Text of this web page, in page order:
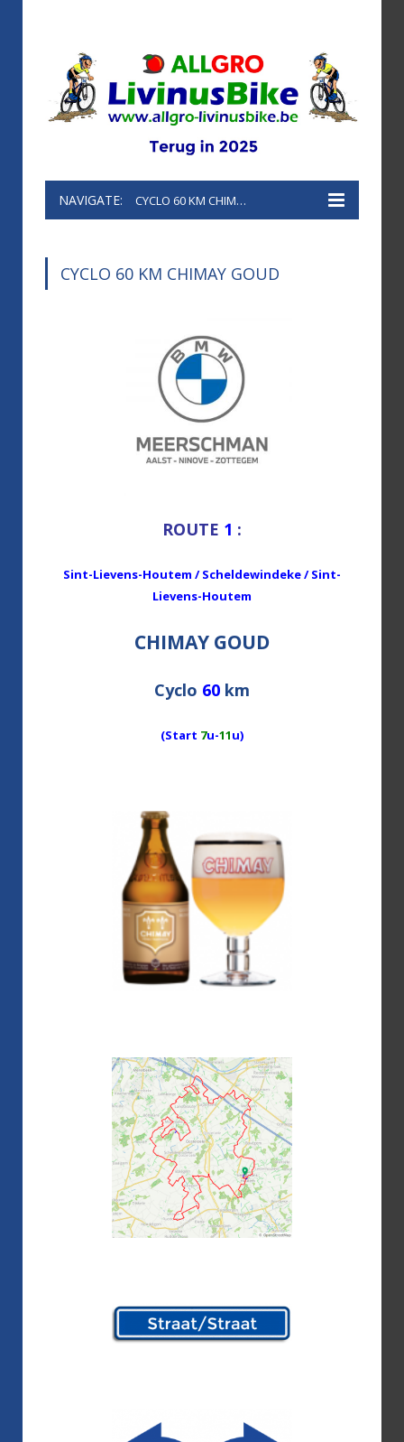
NAVIGATE: CYCLO 60 KM CHIMAY GOUD
CYCLO 60 KM CHIMAY GOUD
ROUTE 1 :
Sint-Lievens-Houtem / Scheldewindeke / Sint-
Lievens-Houtem
CHIMAY GOUD
Cyclo 60 km
(Start 7u-11u)